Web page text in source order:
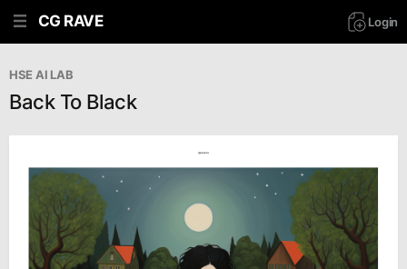
CG RAVE Login
HSE AI LAB
Back To Black
cgrave.ru